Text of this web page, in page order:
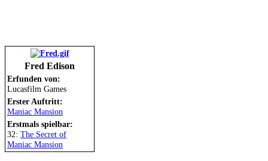
Fred Edison
Erfunden von:
Lucasfilm Games
Erster Auftritt:
Maniac Mansion
Erstmals spielbar:
32: The Secret of
Maniac Mansion